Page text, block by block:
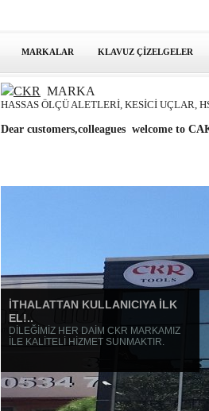
MARKALAR KLAVUZ ÇİZELGELER
CKR MARKA
HASSAS ÖLÇÜ ALETLERİ, KESİCİ UÇLAR,
Dear customers,colleagues welcome to
İTHALATTAN KULLANICIYA İLK
EL!..
DİLEĞİMİZ HER DAİM CKR MARKAMIZ
İLE KALİTELİ HİZMET SUNMAKTIR.